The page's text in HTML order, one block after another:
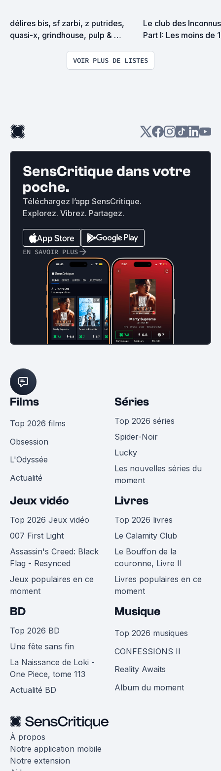
délires bis, sf zarbi, z putrides,
quasi-x, grindhouse, pulp &
Le club des
Part I: Les moins de
VOIR PLUS DE LISTES
SensCritique dans votre
poche.
Téléchargez l’app SensCritique.
Explorez. Vibrez. Partagez.
EN SAVOIR PLUS
Films
Top 2026 films
Obsession
L'Odyssée
Actualité
Séries
Top 2026 séries
Spider-Noir
Lucky
Les nouvelles séries du
moment
Jeux vidéo
Top 2026 Jeux vidéo
007 First Light
Assassin's Creed: Black
Flag - Resynced
Jeux populaires en ce
moment
Livres
Top 2026 livres
Le Calamity Club
Le Bouffon de la
couronne, Livre II
Livres populaires en ce
moment
BD
Top 2026 BD
Une fête sans fin
La Naissance de Loki -
One Piece, tome 113
Actualité BD
Musique
Top 2026 musiques
CONFESSIONS II
Reality Awaits
Album du moment
À propos
Notre application mobile
Notre extension